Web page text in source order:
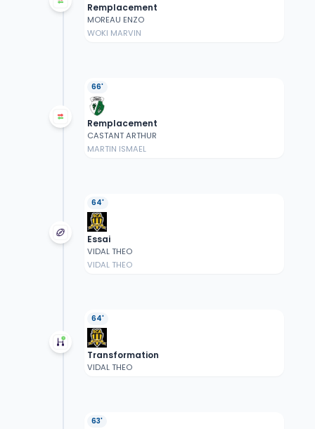
Remplacement
MOREAU ENZO
WOKI MARVIN
66'
Remplacement
CASTANT ARTHUR
MARTIN ISMAEL
64'
Essai
VIDAL THEO
VIDAL THEO
64'
Transformation
VIDAL THEO
63'